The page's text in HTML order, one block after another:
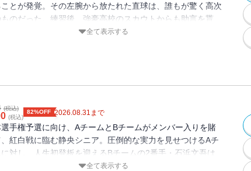
とが発覚。その左腕から放たれた直球は、誰もが驚く高次
のだった。練習後、強豪高校のスカウトからも助言を貰
「野球」に対しての考えを改めはじめるブンゴだったが、そ
全て表示する
(税込)
(税込)
82%OFF 2026.08.31 まで
選手権予選に向け、AチームとBチームがメンバー入りを賭
紅白戦に臨む静央シニア。圧倒的な実力を見せつけるAチ
対し、人生初登板を迎えるBチームの2番手・石浜文吾は
経験がほぼない状態で、「左腕の直球」の輝きを放てるの
全て表示する